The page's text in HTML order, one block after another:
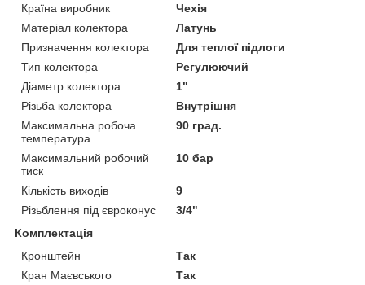
Країна виробник
Чехія
Матеріал колектора
Латунь
Призначення колектора
Для теплої підлоги
Тип колектора
Регулюючий
Діаметр колектора
1"
Різьба колектора
Внутрішня
Максимальна робоча
температура
90 град.
Максимальний робочий
тиск
10 бар
Кількість виходів
9
Різьблення під євроконус
3/4"
Комплектація
Кронштейн
Так
Кран Маєвського
Так